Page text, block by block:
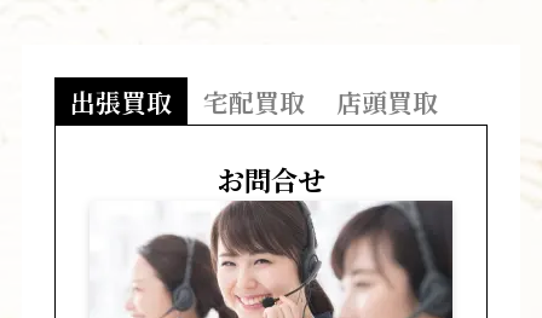
出張買取 宅配買取 店頭買取
お問合せ